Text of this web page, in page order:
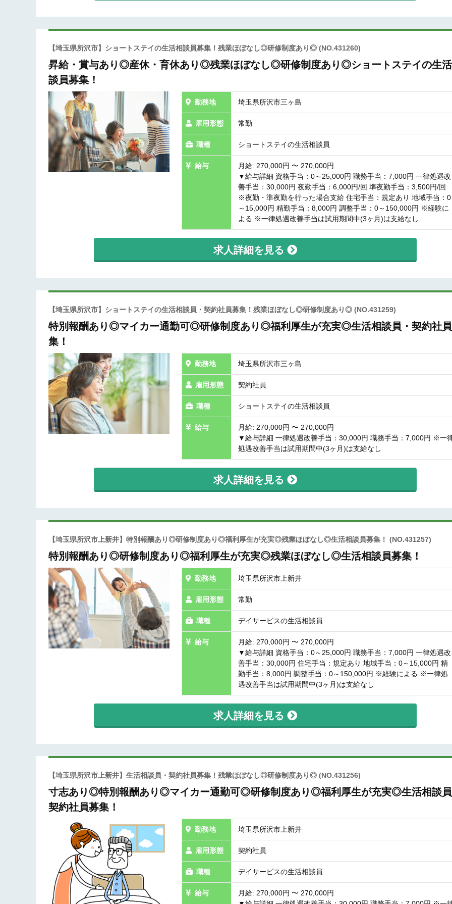
【埼玉県所沢市】ショートステイの生活相談員募集！残業ほぼなし◎研修制度あり◎ (NO.431260)
昇給・賞与あり◎産休・育休あり◎残業ほぼなし◎研修制度あり◎ショートステイの生
談員募集！
勤務地 埼玉県所沢市三ヶ島
雇用形態 常勤
職種 ショートステイの生活相談員
給与
月給: 270,000円 〜 270,000円
▼給与詳細 資格手当：0～25,000円 職務手当：7,000円 一律処遇改
善手当：30,000円 夜勤手当：6,000円/回 準夜勤手当：3,500円/回
※夜勤・準夜勤を行った場合支給 住宅手当：規定あり 地域手当：0
～15,000円 精勤手当：8,000円 調整手当：0～150,000円 ※経験に
よる ※一律処遇改善手当は試用期間中(3ヶ月)は支給なし
求人詳細を見る
【埼玉県所沢市】ショートステイの生活相談員・契約社員募集！残業ほぼなし◎研修制度あり◎ (NO.431259)
特別報酬あり◎マイカー通勤可◎研修制度あり◎福利厚生が充実◎生活相談員・契約社
集！
勤務地 埼玉県所沢市三ヶ島
雇用形態 契約社員
職種 ショートステイの生活相談員
給与
月給: 270,000円 〜 270,000円
▼給与詳細 一律処遇改善手当：30,000円 職務手当：7,000円 ※一
処遇改善手当は試用期間中(3ヶ月)は支給なし
求人詳細を見る
【埼玉県所沢市上新井】特別報酬あり◎研修制度あり◎福利厚生が充実◎残業ほぼなし◎生活相談員募集！ (NO.431257)
特別報酬あり◎研修制度あり◎福利厚生が充実◎残業ほぼなし◎生活相談員募集！
勤務地 埼玉県所沢市上新井
雇用形態 常勤
職種 デイサービスの生活相談員
給与
月給: 270,000円 〜 270,000円
▼給与詳細 資格手当：0～25,000円 職務手当：7,000円 一律処遇改
善手当：30,000円 住宅手当：規定あり 地域手当：0～15,000円 精
勤手当：8,000円 調整手当：0～150,000円 ※経験による ※一律処
遇改善手当は試用期間中(3ヶ月)は支給なし
求人詳細を見る
【埼玉県所沢市上新井】生活相談員・契約社員募集！残業ほぼなし◎研修制度あり◎ (NO.431256)
寸志あり◎特別報酬あり◎マイカー通勤可◎研修制度あり◎福利厚生が充実◎生活相談
契約社員募集！
勤務地 埼玉県所沢市上新井
雇用形態 契約社員
職種 デイサービスの生活相談員
給与
月給: 270,000円 〜 270,000円